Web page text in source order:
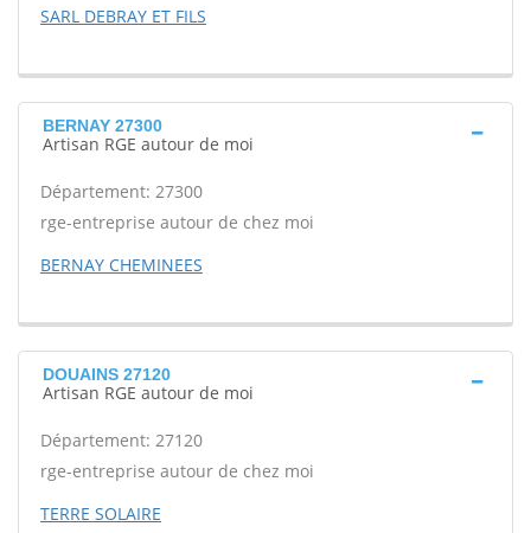
SARL DEBRAY ET FILS
BERNAY 27300
Artisan RGE autour de moi
Département: 27300
rge-entreprise autour de chez moi
BERNAY CHEMINEES
DOUAINS 27120
Artisan RGE autour de moi
Département: 27120
rge-entreprise autour de chez moi
TERRE SOLAIRE